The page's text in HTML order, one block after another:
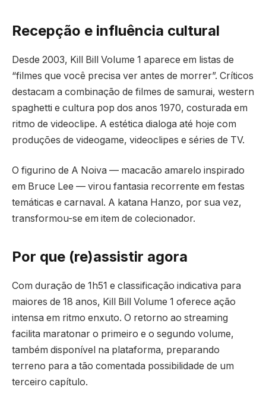
Recepção e influência cultural
Desde 2003, Kill Bill Volume 1 aparece em listas de
“filmes que você precisa ver antes de morrer”. Críticos
destacam a combinação de filmes de samurai, western
spaghetti e cultura pop dos anos 1970, costurada em
ritmo de videoclipe. A estética dialoga até hoje com
produções de videogame, videoclipes e séries de TV.
O figurino de A Noiva — macacão amarelo inspirado
em Bruce Lee — virou fantasia recorrente em festas
temáticas e carnaval. A katana Hanzo, por sua vez,
transformou-se em item de colecionador.
Por que (re)assistir agora
Com duração de 1h51 e classificação indicativa para
maiores de 18 anos, Kill Bill Volume 1 oferece ação
intensa em ritmo enxuto. O retorno ao streaming
facilita maratonar o primeiro e o segundo volume,
também disponível na plataforma, preparando
terreno para a tão comentada possibilidade de um
terceiro capítulo.